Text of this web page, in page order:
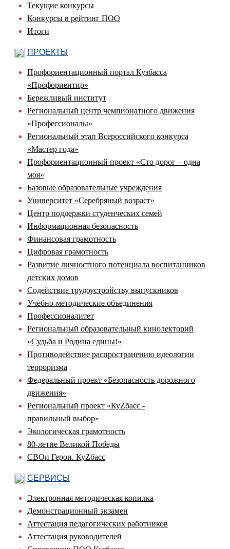
Текущие конкурсы
Конкурсы в рейтинг ПОО
Итоги
ПРОЕКТЫ
Профориентационный портал Кузбасса
«Профориентир»
Бережливый институт
Региональный центр чемпионатного движения
«Профессионалы»
Региональный этап Всероссийского конкурса
«Мастер года»
Профориентационный проект «Сто дорог – одна
моя»
Базовые образовательные учреждения
Университет «Серебряный возраст»
Центр поддержки студенческих семей
Информационная безопасность
Финансовая грамотность
Цифровая грамотность
Развитие личностного потенциала воспитанников
детских домов
Содействие трудоустройству выпускников
Учебно-методические объединения
Профессионалитет
Региональный образовательный кинолекторий
«Судьба и Родина едины!»
Противодействие распространению идеологии
терроризма
Федеральный проект «Безопасность дорожного
движения»
Региональный проект «КуZбасс -
правильный выбор»
Экологическая грамотность
80-летие Великой Победы
СВОи Герои. КуZбасс
СЕРВИСЫ
Электронная методическая копилка
Демонстрационный экзамен
Аттестация педагогических работников
Аттестация руководителей